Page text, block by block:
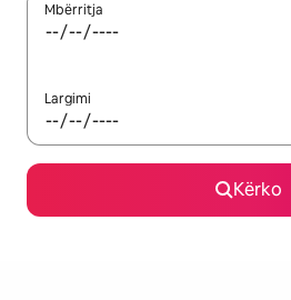
Mbërritja
Largimi
Kërko